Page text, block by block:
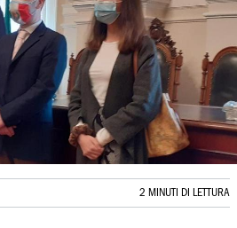
2 MINUTI DI LETTURA